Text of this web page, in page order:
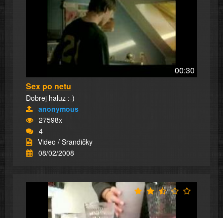
00:30
Sex po netu
Dobrej haluz :-)
anonymous
27598x
4
Video / Srandičky
08/02/2008